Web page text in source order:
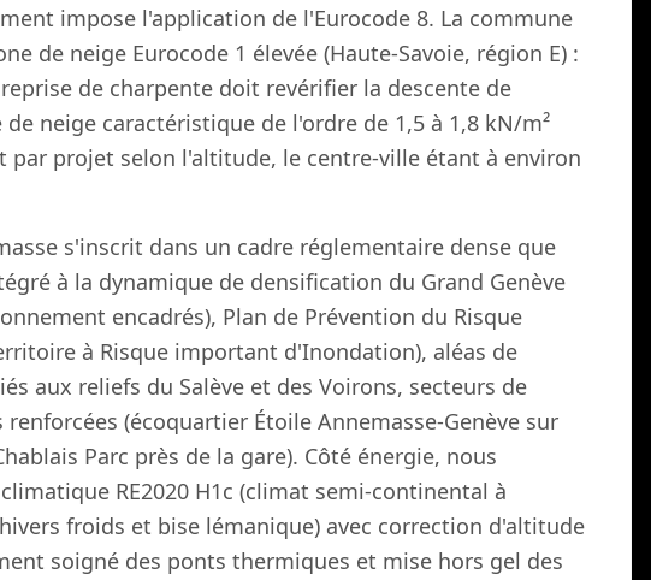
impose l'application de l'Eurocode 8. La commune
de neige Eurocode 1 élevée (Haute-Savoie, région E) :
de charpente doit revérifier la descente de
neige caractéristique de l'ordre de 1,5 à 1,8 kN/m²
par projet selon l'altitude, le centre-ville étant à environ
s'inscrit dans un cadre réglementaire dense que
à la dynamique de densification du Grand Genève
encadrés), Plan de Prévention du Risque
à Risque important d'Inondation), aléas de
aux reliefs du Salève et des Voirons, secteurs de
(écoquartier Étoile Annemasse-Genève sur
Parc près de la gare). Côté énergie, nous
RE2020 H1c (climat semi-continental à
froids et bise lémanique) avec correction d'altitude
soigné des ponts thermiques et mise hors gel des